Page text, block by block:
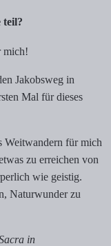
teil?
mich!
Jakobsweg in
Mal für dieses
Weitwandern für mich
zu erreichen von
wie geistig.
Naturwunder zu
in